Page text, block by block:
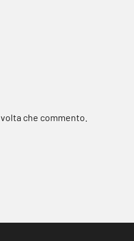
che commento.